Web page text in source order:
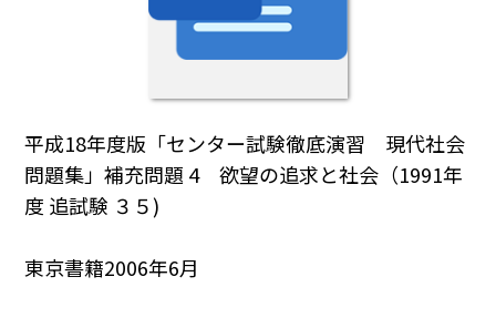
平成18年度版「センター試験徹底演習 現代社会
問題集」補充問題 4 欲望の追求と社会（1991年
度 追試験 ３５)
東京書籍2006年6月